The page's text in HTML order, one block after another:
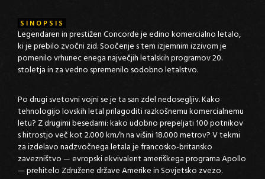
SINOPSIS
Legendaren in prestižen Concorde je edino komercialno letalo,
ki je prebilo zvočni zid. Soočenje s tem izjemnim izzivom je
pomenilo vrhunec enega največjih letalskih programov 20.
stoletja in za vedno spremenilo sodobno letalstvo.
Po drugi svetovni vojni se je ta san zdel nedosegljiv. Kako
tehnologijo lovskih letal prilagoditi razkošnemu komercialnemu
letu? Z drugimi besedami: kako udobno prepeljati 100 potnikov
s hitrostjo več kot 2.000 km/h na višini 18.000 metrov? V tekmi
za izdelavo nadzvočnega letala je francosko-britansko
zavezništvo — evropski ekvivalent ameriškega programa Apollo
— prehitelo Združene države Amerike in Sovjetsko zvezo.